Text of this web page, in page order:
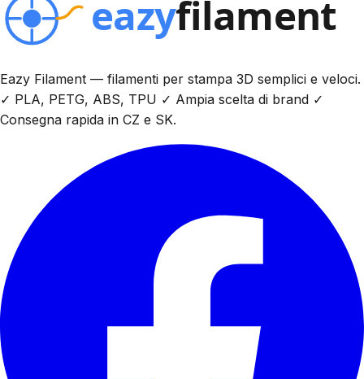
Eazy Filament — filamenti per stampa 3D semplici e veloci.
✓ PLA, PETG, ABS, TPU ✓ Ampia scelta di brand ✓
Consegna rapida in CZ e SK.